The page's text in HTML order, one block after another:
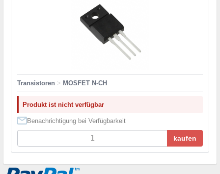
Transistoren > MOSFET N-CH
Produkt ist nicht verfügbar
Benachrichtigung bei Verfügbarkeit
kaufen